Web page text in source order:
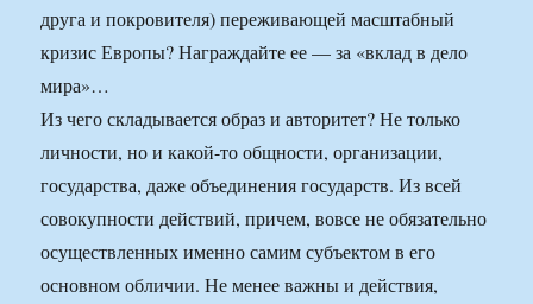
друга и покровителя) переживающей масштабный
кризис Европы? Награждайте ее — за «вклад в дело
мира»…
Из чего складывается образ и авторитет? Не только
личности, но и какой-то общности, организации,
государства, даже объединения государств. Из всей
совокупности действий, причем, вовсе не обязательно
осуществленных именно самим субъектом в его
основном обличии. Не менее важны и действия,